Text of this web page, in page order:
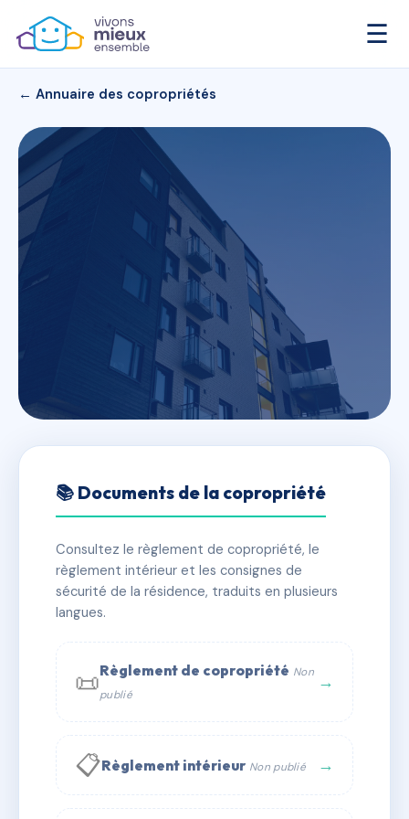
☰
← Annuaire des copropriétés
LA VIGIE
✓ Immatriculée ⚠ Admin. provisoire
🏗 1 bâtiment(s)
📞 Contacter Syndic Digital 💬 WhatsApp
✉ Email
📚 Documents de la copropriété
Consultez le règlement de copropriété, le
règlement intérieur et les consignes de
sécurité de la résidence, traduits en plusieurs
langues.
📜Règlement de copropriété Non
publié
→
📋Règlement intérieur Non publié →